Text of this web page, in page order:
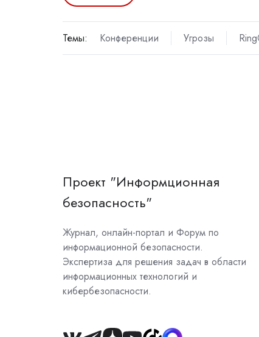
Темы: Конференции Угрозы
Проект "Информционная
безопасность"
Журнал, онлайн-портал и Форум по
информационной безопасности.
Экспертиза для решения задач в области
информационных технологий и
кибербезопасности.